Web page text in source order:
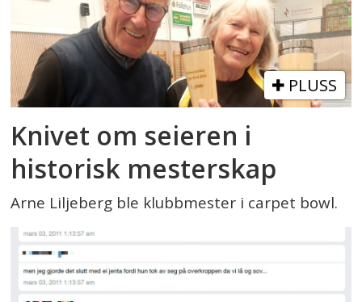
PLUSS
Knivet om seieren i
historisk mesterskap
Arne Liljeberg ble klubbmester i carpet bowl.